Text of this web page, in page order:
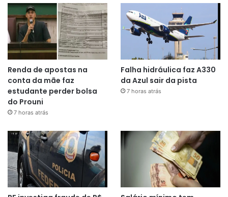
Renda de apostas na
conta da mãe faz
estudante perder bolsa
do Prouni
7 horas atrás
Falha hidráulica faz A330
da Azul sair da pista
7 horas atrás